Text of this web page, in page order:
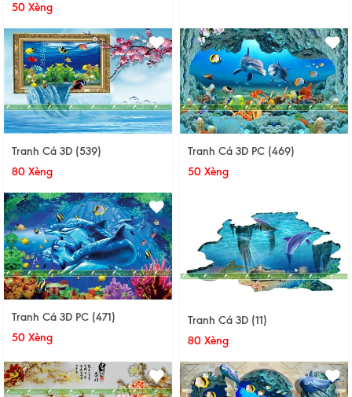
50 Xèng
Tranh Cá 3D (539)
80 Xèng
Tranh Cá 3D PC (469)
50 Xèng
Tranh Cá 3D PC (471)
50 Xèng
Tranh Cá 3D (11)
80 Xèng